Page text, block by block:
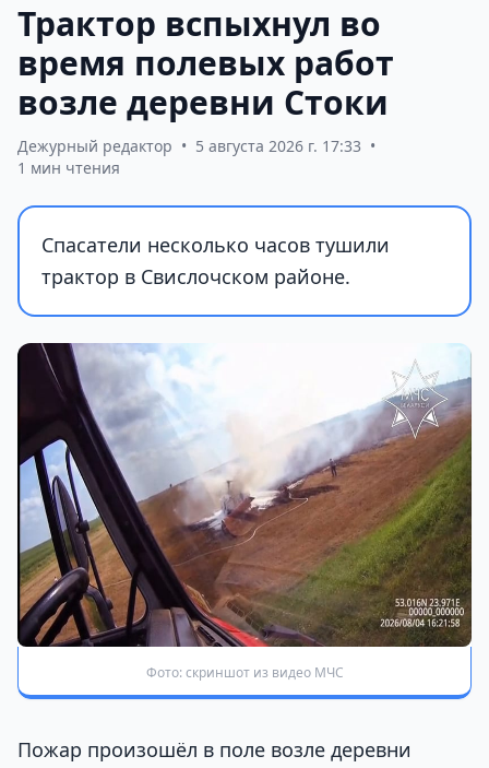
Трактор вспыхнул во
время полевых работ
возле деревни Стоки
Дежурный редактор • 5 августа 2026 г. 17:33 •
1 мин чтения
Спасатели несколько часов тушили
трактор в Свислочском районе.
Фото: скриншот из видео МЧС
Пожар произошёл в поле возле деревни